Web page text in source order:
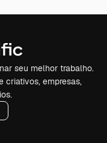
seu melhor trabalho.
criativos, empresas,